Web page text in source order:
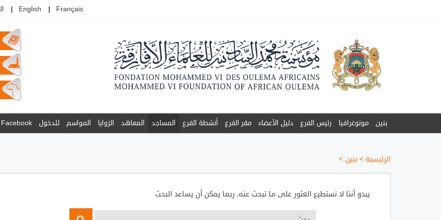
Français
English
بنين مونوغرافيا رئيس الفرع دليل الأعضاء مقر الفرع أنشطة الفرع المساجد المعاهد الزوايا المواسم للدخول Facebook
الرئيسية > بنين >
يبدو أننا لا نستطيع العثور على ما تبحث عنه. ربما يمكن أن يساعد البحث